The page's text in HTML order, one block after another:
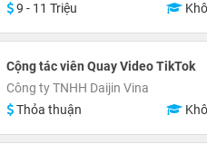
9 - 11 Triệu
Cộng tác viên Quay Video TikTok
Công ty TNHH Daijin Vina
Thỏa thuận